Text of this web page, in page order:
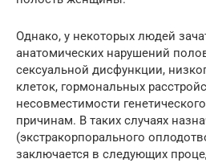
Однако, у некоторых людей
анатомических нарушений
сексуальной дисфункции,
клеток, гормональных
несовместимости
причинам. В таких случаях
(экстракорпорального
заключается в следующих